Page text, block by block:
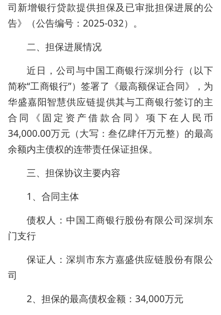
司新增银行贷款提供担保及已审批担保进展的公
告》（公告编号：2025-032）。
二、担保进展情况
近日，公司与中国工商银行深圳分行（以下
简称“工商银行”）签署了《最高额保证合同》，为
华盛嘉阳智慧供应链提供其与工商银行签订的主
合同《固定资产借款合同》项下在人民币
34,000.00万元（大写：叁亿肆仟万元整）的最高
余额内主债权的连带责任保证担保。
三、担保协议主要内容
1、合同主体
债权人：中国工商银行股份有限公司深圳东
门支行
保证人：深圳市东方嘉盛供应链股份有限公
司
2、担保的最高债权金额：34,000万元